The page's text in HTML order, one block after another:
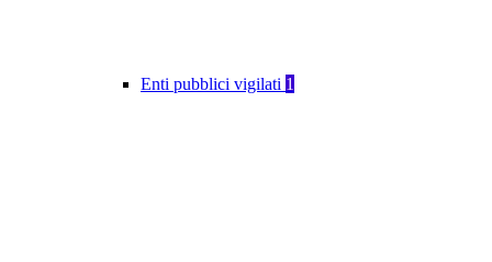
Enti pubblici vigilati 1